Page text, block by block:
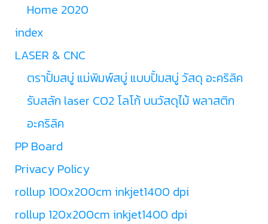
Home 2020
index
LASER & CNC
ตราปั้มสบู่ แม่พิมพ์สบู่ แบบปั้มสบู่ วัสดุ อะคริลิค
รับสลัก laser CO2 โลโก้ บนวัสดุไม้ พลาสติก
อะคริลิค
PP Board
Privacy Policy
rollup 100x200cm inkjet1400 dpi
rollup 120x200cm inkjet1400 dpi